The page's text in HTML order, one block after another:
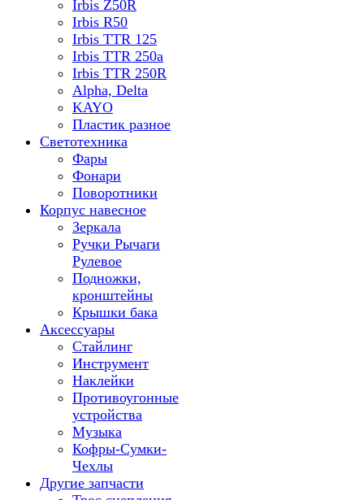
Irbis Z50R
Irbis R50
Irbis TTR 125
Irbis TTR 250a
Irbis TTR 250R
Alpha, Delta
KAYO
Пластик разное
Светотехника
Фары
Фонари
Поворотники
Корпус навесное
Зеркала
Ручки Рычаги
Рулевое
Подножки,
кронштейны
Крышки бака
Аксессуары
Стайлинг
Инструмент
Наклейки
Противоугонные
устройства
Музыка
Кофры-Сумки-
Чехлы
Другие запчасти